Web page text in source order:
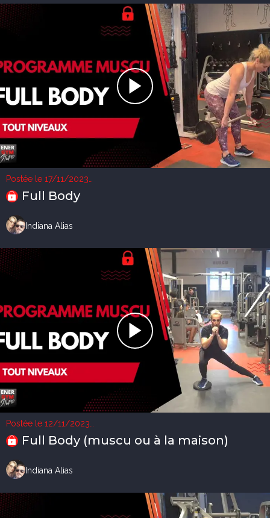
Postée le 17/11/2023
2 vuesFull Body
Indiana Alias
Postée le 12/11/2023
1 vue
Full Body (muscu ou à la maison)
Indiana Alias